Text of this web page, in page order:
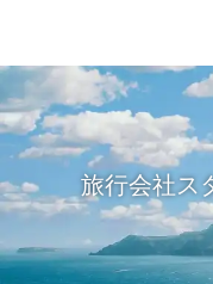
旅行会社ス